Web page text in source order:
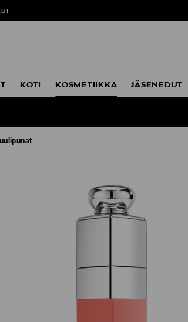
KOTI KOSMETIIKKA JÄSENEDUT